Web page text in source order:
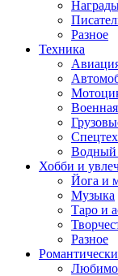
Разное
Техника
Водный
Хобби и
Йога и
Музыка
Таро и
Разное